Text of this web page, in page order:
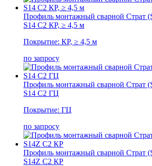
Профиль монтажный сварной Страт
S14 С2 КР, ≥ 4,5 м
Покрытие: КР, ≥ 4,5 м
по запросу
Профиль монтажный сварной Страт
S14 С2 ГЦ
Покрытие: ГЦ
по запросу
Профиль монтажный сварной Страт
S14Z С2 КР